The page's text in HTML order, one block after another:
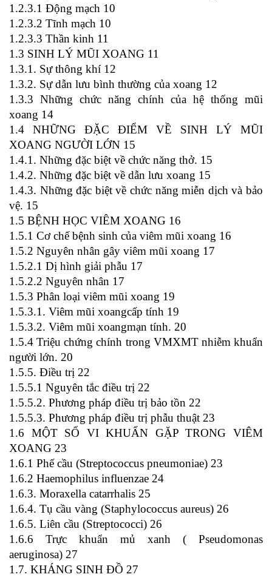
1.2.3.1 Động mạch 10
1.2.3.2 Tĩnh mạch 10
1.2.3.3 Thần kinh 11
1.3 SINH LÝ MŨI XOANG 11
1.3.1. Sự thông khí 12
1.3.2. Sự dẫn lưu bình thường của xoang 12
1.3.3 Những chức năng chính của hệ thống mũi
xoang 14
1.4 NHỮNG ĐẶC ĐIỂM VỀ SINH LÝ MŨI
XOANG NGƯỜI LỚN 15
1.4.1. Những đặc biệt về chức năng thở. 15
1.4.2. Những đặc biệt về dẫn lưu xoang 15
1.4.3. Những đặc biệt về chức năng miễn dịch và bảo
vệ. 15
1.5 BỆNH HỌC VIÊM XOANG 16
1.5.1 Cơ chế bệnh sinh của viêm mũi xoang 16
1.5.2 Nguyên nhân gây viêm mũi xoang 17
1.5.2.1 Dị hình giải phẫu 17
1.5.2.2 Nguyên nhân 17
1.5.3 Phân loại viêm mũi xoang 19
1.5.3.1. Viêm mũi xoangcấp tính 19
1.5.3.2. Viêm mũi xoangmạn tính. 20
1.5.4 Triệu chứng chính trong VMXMT nhiễm khuẩn
người lớn. 20
1.5.5. Điều trị 22
1.5.5.1 Nguyên tắc điều trị 22
1.5.5.2. Phương pháp điều trị bảo tồn 22
1.5.5.3. Phương pháp điều trị phẫu thuật 23
1.6 MỘT SỐ VI KHUẨN GẶP TRONG VIÊM
XOANG 23
1.6.1 Phế cầu (Streptococcus pneumoniae) 23
1.6.2 Haemophilus influenzae 24
1.6.3. Moraxella catarrhalis 25
1.6.4. Tụ cầu vàng (Staphylococcus aureus) 26
1.6.5. Liên cầu (Streptococci) 26
1.6.6 Trực khuẩn mủ xanh ( Pseudomonas
aeruginosa) 27
1.7. KHÁNG SINH ĐỒ 27